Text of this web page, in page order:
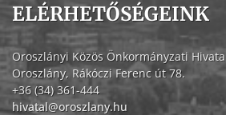
ELÉRHETŐSÉGEINK
Oroszlányi Közös Önkormányzati
Oroszlány, Rákóczi Ferenc út 78.
+36 (34) 361-444
hivatal@oroszlany.hu